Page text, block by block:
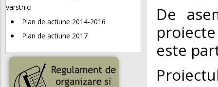
varstnici
Plan de actiune 2014-2016
Plan de actiune 2017
De
este